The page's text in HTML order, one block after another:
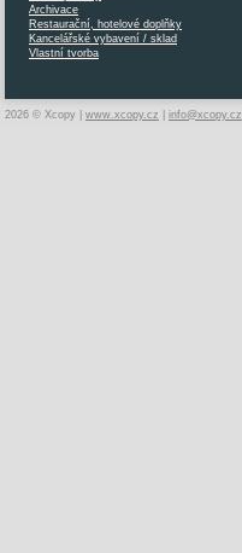
Archivace
Restaurační, hotelové doplňky
Kancelářské vybavení / sklad
Vlastní tvorba
2026 © Xcopy | www.xcopy.cz info@xcopy.cz